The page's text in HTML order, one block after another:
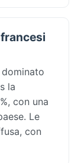
la
con una
Le
con